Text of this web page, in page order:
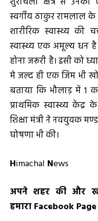
स्वर्गीय ठाकुर
शारीरिक स्वास्थ्य की
स्वास्थ्य एक अमूल्य धन है
होना जरूरी है। इसी को
मे जल्द ही एक जिम भी
बताया कि भौलाड़ में 1
प्राथमिक स्वास्थ्य केंद्र
शिक्षा मंत्री ने नवयुवक
घोषणा भी की।
Himachal News
अपने शहर की और
हमारा Facebook Page